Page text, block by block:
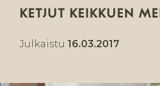
KETJUT KEIKKUEN
Julkaistu 16.03.2017